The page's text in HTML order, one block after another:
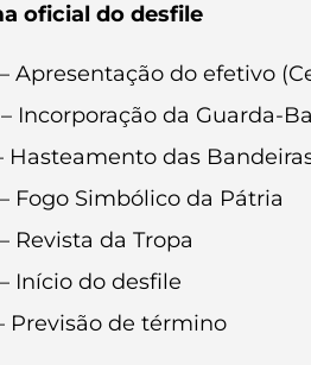
oficial do desfile
Apresentação do efetivo
Incorporação da Guarda-
Hasteamento das
Fogo Simbólico da Pátria
Revista da Tropa
Início do desfile
Previsão de término